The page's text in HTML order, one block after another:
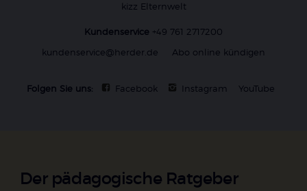
kizz Elternwelt
Kundenservice +49 761 2717200
kundenservice@herder.de
Abo online kündigen
Folgen Sie uns: Facebook Instagram YouTube
Der pädagogische Ratgeber